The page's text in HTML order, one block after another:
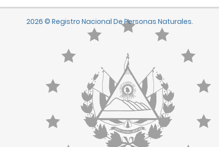
2026 © Registro Nacional De Personas Naturales.